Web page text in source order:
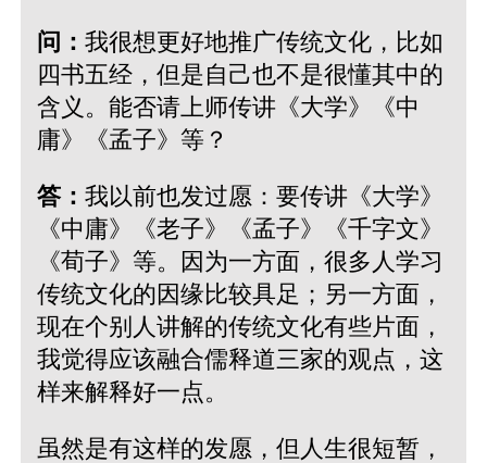
问： 我很想更好地推广传统文化，比如
四书五经，但是自己也不是很懂其中的
含义。能否请上师传讲《大学》《中
庸》《孟子》等？
答： 我以前也发过愿：要传讲《大学》
《中庸》《老子》《孟子》《千字文》
《荀子》等。因为一方面，很多人学习
传统文化的因缘比较具足；另一方面，
现在个别人讲解的传统文化有些片面，
我觉得应该融合儒释道三家的观点，这
样来解释好一点。
虽然是有这样的发愿，但人生很短暂，